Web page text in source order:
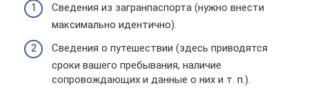
Сведения из загранпаспорта (нужно внести
максимально идентично).
Сведения о путешествии (здесь приводятся
сроки вашего пребывания, наличие
сопровождающих и данные о них и т. п.).